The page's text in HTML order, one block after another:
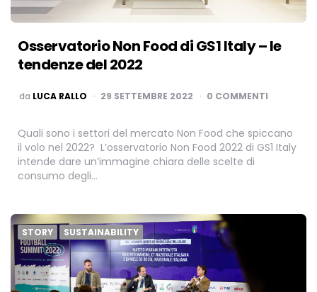
Osservatorio Non Food di GS1 Italy – le
tendenze del 2022
PUBBLICATO
da LUCA RALLO 29 SETTEMBRE 2022 0 COMMENTI
Quali sono i settori del mercato Non Food che spiccano
il volo nel 2022? L’osservatorio Non Food 2022 di GS1 Italy
intende dare un’immagine chiara delle scelte di
consumo degli…
STORY SUSTAINABILITY